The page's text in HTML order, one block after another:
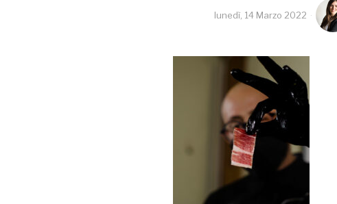
lunedì, 14 Marzo 2022